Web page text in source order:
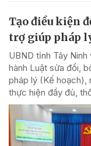
Tạo điều kiện
trợ giúp pháp
UBND tỉnh Tây
hành Luật sửa đổi,
pháp lý (Kế hoạch),
thực hiện đầy đủ,